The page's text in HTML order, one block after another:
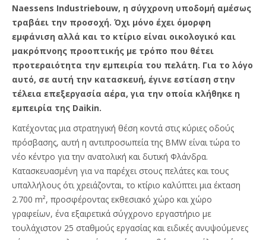
Naessens Industriebouw, η σύγχρονη υποδομή αμέσως
τραβάει την προσοχή. Όχι μόνο έχει όμορφη
εμφάνιση αλλά και το κτίριο είναι οικολογικό και
μακρόπνοης προοπτικής με τρόπο που θέτει
προτεραιότητα την εμπειρία του πελάτη. Για το λόγο
αυτό, σε αυτή την κατασκευή, έγινε εστίαση στην
τέλεια επεξεργασία αέρα, για την οποία κλήθηκε η
εμπειρία της Daikin.
Κατέχοντας μια στρατηγική θέση κοντά στις κύριες οδούς
πρόσβασης, αυτή η αντιπροσωπεία της BMW είναι τώρα το
νέο κέντρο για την ανατολική και δυτική Φλάνδρα.
Κατασκευασμένη για να παρέχει στους πελάτες και τους
υπαλλήλους ότι χρειάζονται, το κτίριο καλύπτει μια έκταση
2.700 m², προσφέροντας εκθεσιακό χώρο και χώρο
γραφείων, ένα εξαιρετικά σύγχρονο εργαστήριο με
τουλάχιστον 25 σταθμούς εργασίας και ειδικές ανυψούμενες